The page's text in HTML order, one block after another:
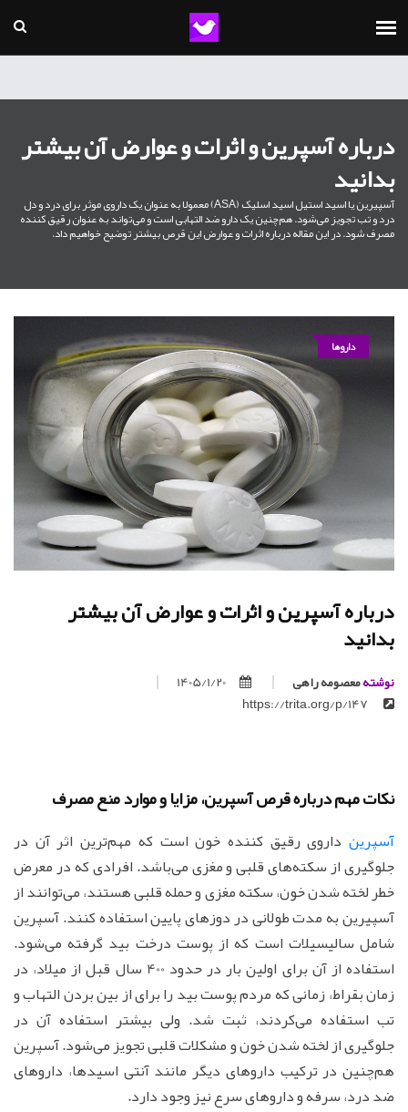
درباره آسپرین و اثرات و عوارض آن بیشتر
بدانید
آسپیرین یا اسید استیل اسید اسلیک (ASA) معمولا به عنوان یک داروی موثر برای درد و دل
درد و تب تجویز می‌شود. هم‌چنین یک دارو ضد التهابی است و می‌تواند به عنوان رقیق کننده
مصرف شود. در این مقاله درباره اثرات و عوارض این قرص بیشتر توضیح خواهیم داد.
داروها
درباره آسپرین و اثرات و عوارض آن بیشتر
بدانید
نوشتهمعصومه راهی
1405/1/20
نکات مهم درباره قرص آسپرین، مزایا و موارد منع مصرف
آسپرین داروی رقیق کننده خون است که مهم‌ترین اثر آن در
جلوگیری از سکته‌های قلبی و مغزی می‌باشد. افرادی که در معرض
خطر لخته شدن خون، سکته مغزی و حمله قلبی هستند، می‌توانند از
آسپیرین به مدت طولانی در دوزهای پایین استفاده کنند. آسپرین
شامل سالیسیلات است که از پوست درخت بید گرفته می‌شود.
استفاده از آن برای اولین بار در حدود 400 سال قبل از میلاد، در
زمان بقراط، زمانی که مردم پوست بید را برای از بین بردن التهاب و
تب استفاده می‌کردند، ثبت شد. ولی بیشتر استفاده آن در
جلوگیری از لخته شدن خون و مشکلات قلبی تجویز می‌شود. آسپرین
هم‌چنین در ترکیب داروهای دیگر مانند آنتی اسیدها، داروهای
ضد درد، سرفه و داروهای سرع نیز وجود دارد.